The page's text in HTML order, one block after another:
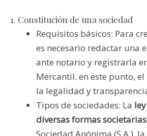
1. Constitución de una sociedad
Requisitos básicos: Para
es necesario redactar una
ante notario y registrarla
Mercantil. en este punto,
la legalidad y
Tipos de sociedades: La
diversas formas